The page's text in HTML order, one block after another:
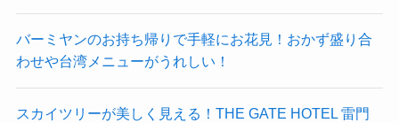
バーミヤンのお持ち帰りで手軽にお花見！おかず盛り合
わせや台湾メニューがうれしい！
スカイツリーが美しく見える！THE GATE HOTEL 雷門